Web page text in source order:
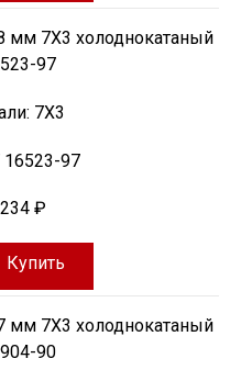
мм 7Х3 холоднокатаный
97
7Х3
16523-97
₽
Купить
мм 7Х3 холоднокатаный
90